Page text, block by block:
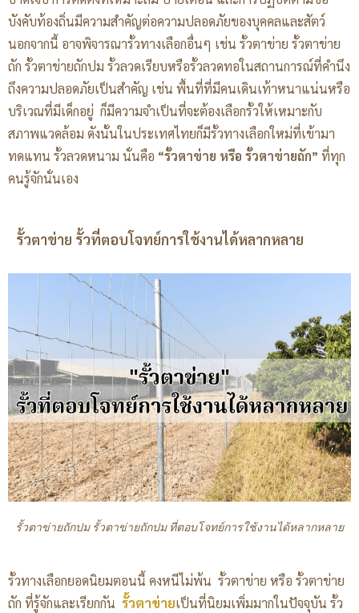
บังคับท้องถิ่นมีความสำคัญต่อความปลอดภัยของบุคคลและสัตว์
นอกจากนี้ อาจพิจารณารั้วทางเลือกอื่นๆ เช่น รั้วตาข่าย รั้วตาข่าย
ถัก รั้วตาข่ายถักปม รั้วลวดเรียบหรือรั้วลวดทอในสถานการณ์ที่คำนึง
ถึงความปลอดภัยเป็นสำคัญ เช่น พื้นที่ที่มีคนเดินเท้าหนาแน่นหรือ
บริเวณที่มีเด็กอยู่ ก็มีความจำเป็นที่จะต้องเลือกรั้วให้เหมาะกับ
สภาพแวดล้อม ดังนั้นในประเทศไทยก็มีรั้วทางเลือกใหม่ที่เข้ามา
ทดแทน รั้วลวดหนาม นั่นคือ “รั้วตาข่าย หรือ รั้วตาข่ายถัก” ที่ทุก
คนรู้จักนั่นเอง
รั้วตาข่าย รั้วที่ตอบโจทย์การใช้งานได้หลากหลาย
รั้วตาข่ายถักปม รั้วตาข่ายถักปม ที่ตอบโจทย์การใช้งานได้หลากหลาย
รั้วทางเลือกยอดนิยมตอนนี้ คงหนีไม่พ้น รั้วตาข่าย หรือ รั้วตาข่าย
ถัก ที่รู้จักและเรียกกัน รั้วตาข่ายเป็นที่นิยมเพิ่มมากในปัจจุบัน รั้ว